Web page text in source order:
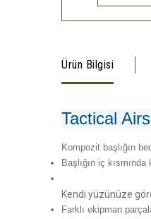
Ürün Bilgisi
Tactical
Kompozit başlığın
Başlığın iç
Kendi yüzünüze
Farklı ekipman